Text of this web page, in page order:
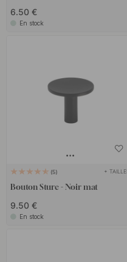
6.50 €
En stock
5 +
Bouton Sture - Noir mat
9.50 €
En stock